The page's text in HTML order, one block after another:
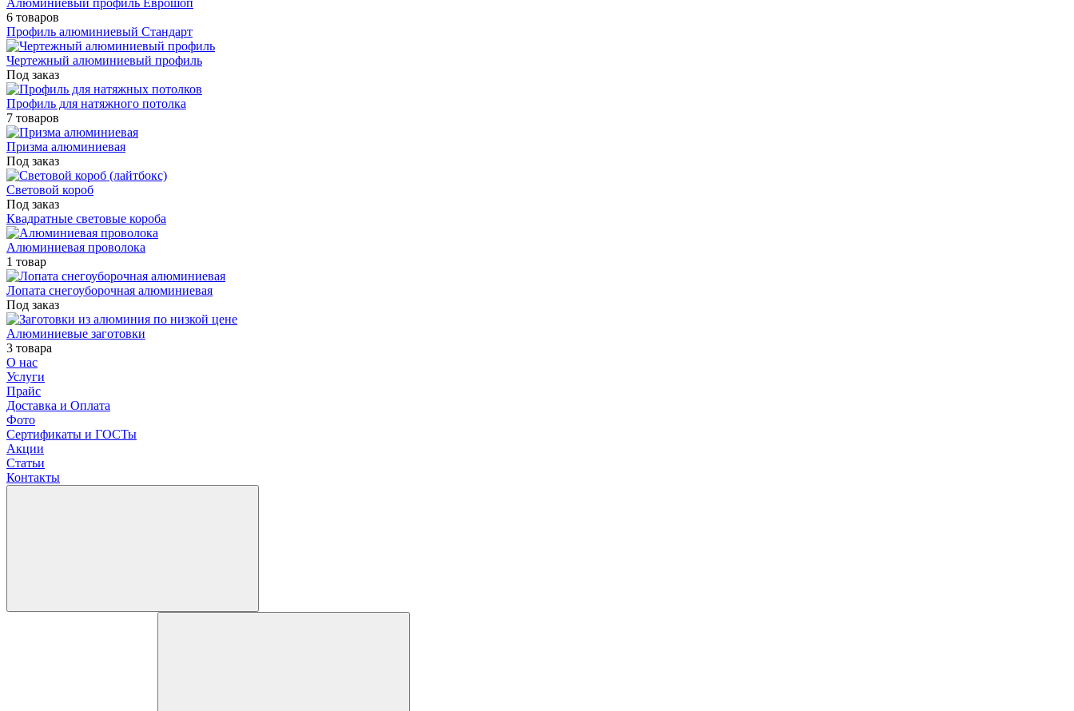
Алюминиевый профиль Еврошоп
6 товаров
Профиль алюминиевый Стандарт
Чертежный алюминиевый профиль
Под заказ
Профиль для натяжного потолка
7 товаров
Призма алюминиевая
Под заказ
Световой короб
Под заказ
Квадратные световые короба
Алюминиевая проволока
1 товар
Лопата снегоуборочная алюминиевая
Под заказ
Алюминиевые заготовки
3 товара
О нас
Услуги
Прайс
Доставка и Оплата
Фото
Сертификаты и ГОСТы
Акции
Статьи
Контакты